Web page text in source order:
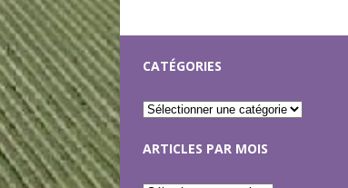
CATÉGORIES
ARTICLES PAR MOIS